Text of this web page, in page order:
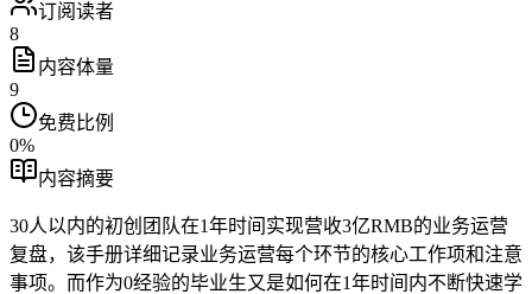
订阅读者
8
内容体量
9
免费比例
0%
内容摘要
30人以内的初创团队在1年时间实现营收3亿RMB的业务运营
复盘，该手册详细记录业务运营每个环节的核心工作项和注意
事项。而作为0经验的毕业生又是如何在1年时间内不断快速学